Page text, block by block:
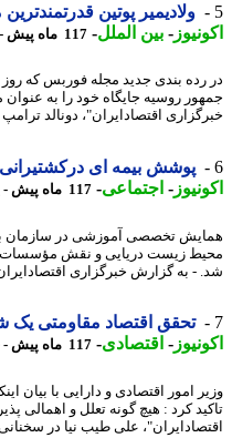
ولادیمیر پوتین قدرتمندترین
-بین الملل-117 ماه پیش - پنجشنبه 25 آذر 1395، 09:07
بندی جدید مجله فوربس که روز
روسیه جایگاه خود را به عنوان
اقتصادایران"، دونالد ترامپ ...
پوشش بیمه ای درکشتیرانی
-اجتماعی-117 ماه پیش - پنجشنبه 25 آذر 1395، 08:57
تخصصی آموزشی در سازمان بنادر
زیست دریایی و نقش مؤسسات پی.
- به گزارش خبرگزاری اقتصادایران"،
تحقق اقتصاد مقاومتی یک
-اقتصادی-117 ماه پیش - چهارشنبه 24 آذر 1395، 18:37
امور اقتصادی و دارایی با بیان
کرد : هیچ گونه تعلل و اهمالی
علی طیب نیا در سخنانی ...